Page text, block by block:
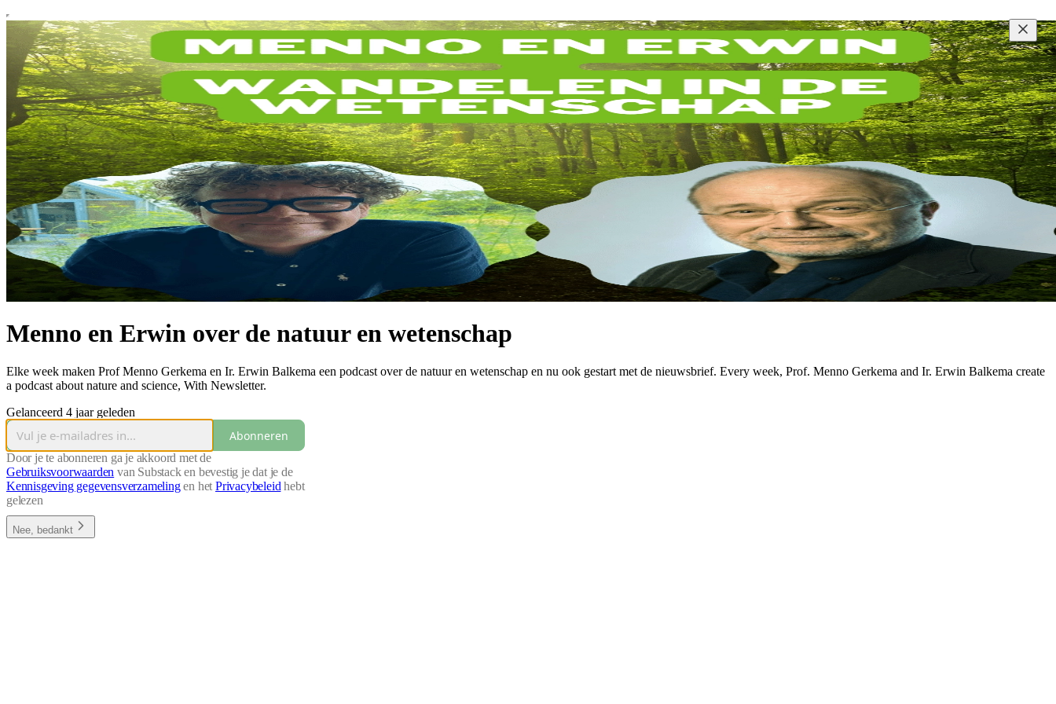
Menno en Erwin over de natuur en wetenschap
Elke week maken Prof Menno Gerkema en Ir. Erwin Balkema een podcast over de natuur en wetenschap en nu ook gestart met de nieuwsbrief. Every week, Prof. Menno Gerkema and Ir. Erwin Balkema create
a podcast about nature and science, With Newsletter.
Gelanceerd 4 jaar geleden
Abonneren
Door je te abonneren ga je akkoord met de
Gebruiksvoorwaarden van Substack en bevestig je dat je de
Kennisgeving gegevensverzamelingen hetPrivacybeleid hebt
gelezen
Nee, bedankt